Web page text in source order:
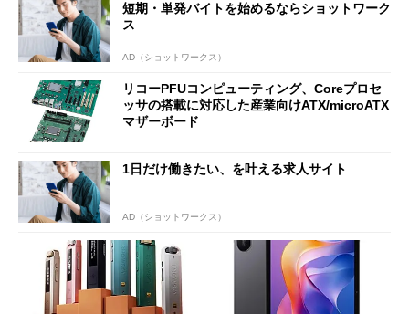
ut」が明...
短期・単発バイトを始めるならショットワーク
ス
AD（ショットワークス）
リコーPFUコンピューティング、Coreプロセ
ッサの搭載に対応した産業向けATX/microATX
マザーボード
1日だけ働きたい、を叶える求人サイト
AD（ショットワークス）